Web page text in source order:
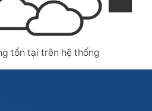
tồn tại trên hệ thống